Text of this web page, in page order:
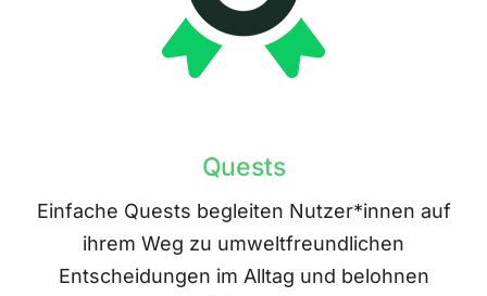
Quests
Einfache Quests begleiten Nutzer*innen auf
ihrem Weg zu umweltfreundlichen
Entscheidungen im Alltag und belohnen